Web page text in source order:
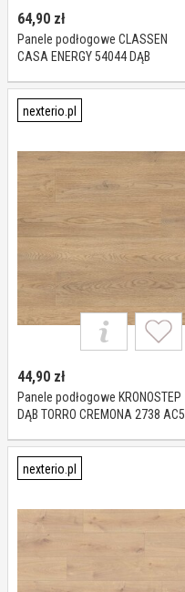
64,90 zł
Panele podłogowe CLASSEN
CASA ENERGY 54044 DĄB
nexterio.pl
44,90 zł
Panele podłogowe KRONOSTEP
DĄB TORRO CREMONA 2738 AC5
nexterio.pl